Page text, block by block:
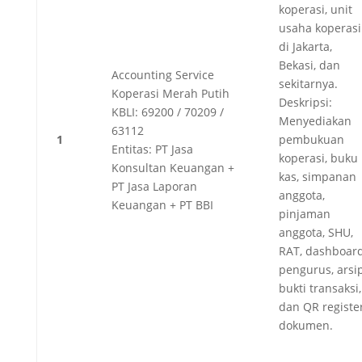
1
Accounting Service
Koperasi Merah Putih
KBLI: 69200 / 70209 /
63112
Entitas: PT Jasa
Konsultan Keuangan +
PT Jasa Laporan
Keuangan + PT BBI
koperasi, unit
usaha koperasi
di Jakarta,
Bekasi, dan
sekitarnya.
Deskripsi:
Menyediakan
pembukuan
koperasi, buku
kas, simpanan
anggota,
pinjaman
anggota, SHU,
RAT,
pengurus,
bukti transaksi,
dan QR
dokumen.